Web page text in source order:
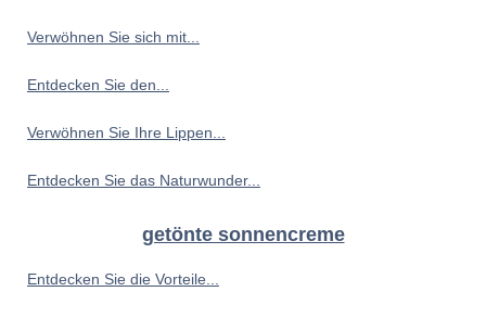
Verwöhnen Sie sich mit...
Entdecken Sie den...
Verwöhnen Sie Ihre Lippen...
Entdecken Sie das Naturwunder...
getönte sonnencreme
Entdecken Sie die Vorteile...